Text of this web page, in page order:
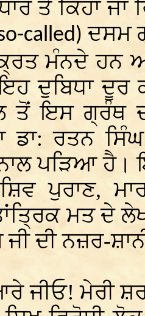
ਤੇ ਕਿਹਾ ਜਾ
called) ਦਸਮ
ਮੰਨਦੇ ਹਨ
ਦੁਬਿਧਾ ਦੂਰ
ਤੋਂ ਇਸ ਗ੍ਰੰਥ
ਡਾ: ਰਤਨ
ਪੜਿਆ ਹੈ।
ਪੁਰਾਣ,
ਮਤ ਦੇ
ਦੀ ਨਜ਼ਰ-
ਜੀਓ! ਮੇਰੀ